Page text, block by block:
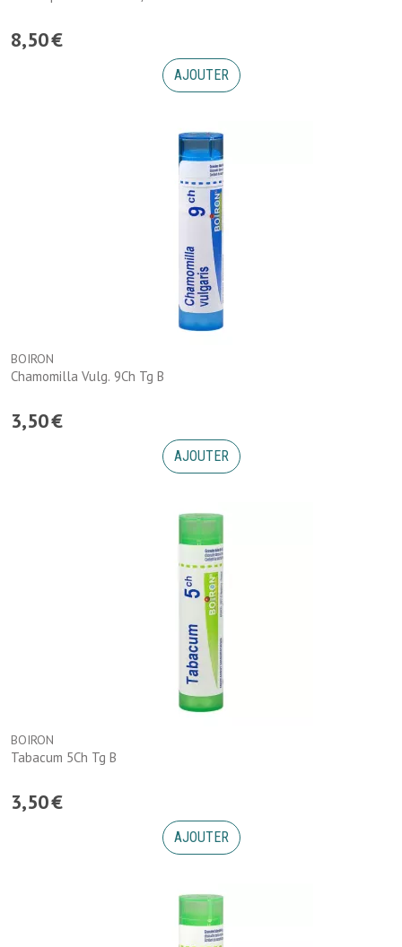
8,50€
AJOUTER
BOIRON
Chamomilla Vulg. 9Ch Tg B
3,50€
AJOUTER
BOIRON
Tabacum 5Ch Tg B
3,50€
AJOUTER